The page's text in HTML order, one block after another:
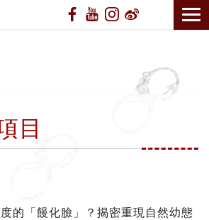
目
的「饅化臉」？揭密重現自然幼態